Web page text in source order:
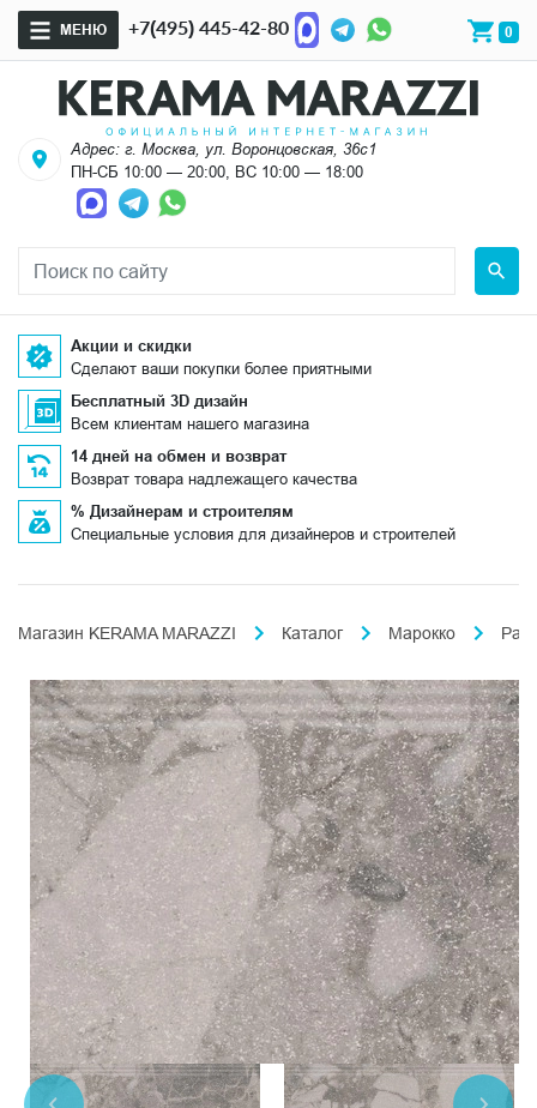
МЕНЮ +7(495) 445-42-80 0
Адрес: г. Москва, ул. Воронцовская, 36с1
ПН-СБ 10:00 — 20:00, ВС 10:00 — 18:00
Акции и скидки
Сделают ваши покупки более приятными
Бесплатный 3D дизайн
Всем клиентам нашего магазина
14 дней на обмен и возврат
Возврат товара надлежащего качества
% Дизайнерам и строителям
Специальные условия для дизайнеров и строителей
Магазин KERAMA MARAZZI Каталог Марокко